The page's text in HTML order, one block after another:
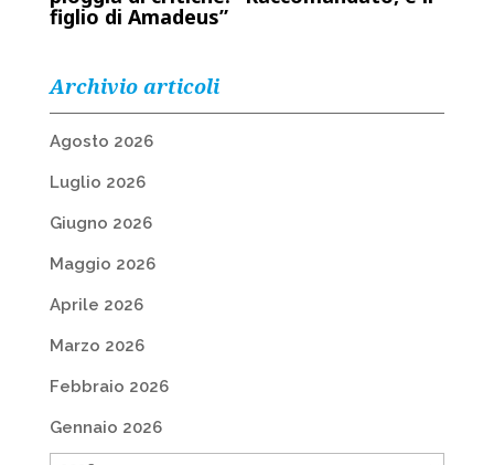
figlio di Amadeus”
Archivio articoli
Agosto 2026
Luglio 2026
Giugno 2026
Maggio 2026
Aprile 2026
Marzo 2026
Febbraio 2026
Gennaio 2026